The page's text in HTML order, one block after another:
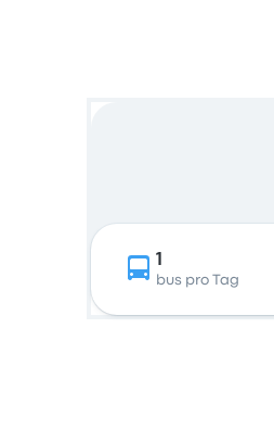
1
bus pro Tag